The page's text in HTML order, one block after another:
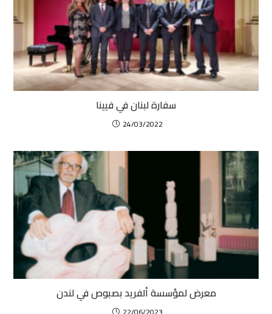
سفارة لبنان في فيينا
24/03/2022
معرض لمؤسسة ألفريد بصبوص في لندن